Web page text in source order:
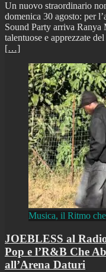
Un nuovo straordinario
domenica 30 agosto: per
Sound Party arriva
talentuose e apprezzate
[…]
Musica, il Ritmo
JOEBLESS al
Pop e l’R&B Che
all’Arena Daturi